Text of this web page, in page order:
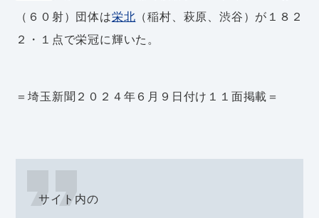
（６０射）団体は栄北 （稲村、萩原、渋谷）が１８２
２・１点で栄冠に輝いた。
＝埼玉新聞２０２４年６月９日付け１１面掲載＝
サイト内の